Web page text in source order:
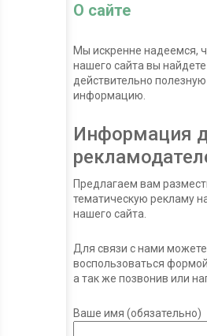
О сайте
Мы искренне надеемся,
нашего сайта вы
действительно
информацию.
Информация
Предлагаем вам
тематическую рекламу
нашего сайта.
Для связи с нами можете
воспользоваться
а так же позвонив или
Ваше имя (обязательно)